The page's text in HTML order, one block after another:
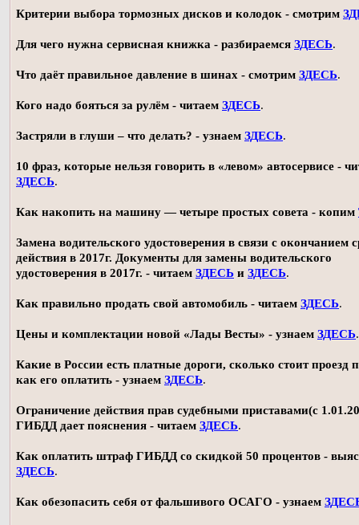
Критерии выбора тормозных дисков и колодок - смотрим
Для чего нужна сервисная книжка - разбираемся ЗДЕСЬ.
Что даёт правильное давление в шинах - смотрим ЗДЕСЬ.
Кого надо бояться за рулём - читаем ЗДЕСЬ.
Застряли в глуши – что делать? - узнаем ЗДЕСЬ.
10 фраз, которые нельзя говорить в «левом» автосервисе -
ЗДЕСЬ.
Как накопить на машину — четыре простых совета - копим
Замена водительского удостоверения в связи с окончанием
действия в 2017г. Документы для замены водительского
удостоверения в 2017г. - читаем ЗДЕСЬ и ЗДЕСЬ.
Как правильно продать свой автомобиль - читаем ЗДЕСЬ.
Цены и комплектации новой «Лады Весты» - узнаем ЗДЕСЬ.
Какие в России есть платные дороги, сколько стоит проезд
как его оплатить - узнаем ЗДЕСЬ.
Ограничение действия прав судебными приставами(с
ГИБДД дает пояснения - читаем ЗДЕСЬ.
Как оплатить штраф ГИБДД со скидкой 50 процентов -
ЗДЕСЬ.
Как обезопасить себя от фальшивого ОСАГО - узнаем